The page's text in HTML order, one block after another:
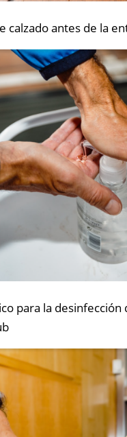
calzado antes de la
para la desinfección